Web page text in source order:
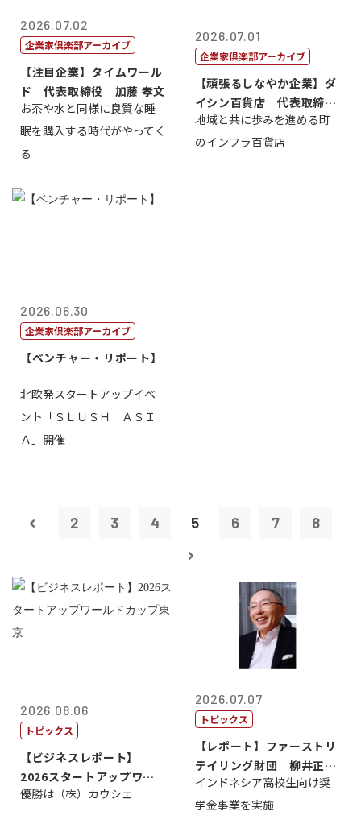
2026.07.02
企業家倶楽部アーカイブ
【注目企業】タイムワール
ド 代表取締役 加藤 孝文
お茶や水と同様に良質な睡
眠を購入する時代がやってく
る
2026.07.01
企業家倶楽部アーカイブ
【頑張るしなやか企業】ダ
イシン百貨店 代表取締役
社長 西山 ...
地域と共に歩みを進める町
のインフラ百貨店
2026.06.30
企業家倶楽部アーカイブ
【ベンチャー・リポート】
北欧発スタートアップイベ
ント「ＳＬＵＳＨ ＡＳＩ
Ａ」開催
2 3 4 5 6 7 8
2026.08.06
トピックス
【ビジネスレポート】
2026スタートアップワー
ルドカップ東京
優勝は（株）カウシェ
2026.07.07
トピックス
【レポート】ファーストリ
テイリング財団 柳井正
理事長
インドネシア高校生向け奨
学金事業を実施